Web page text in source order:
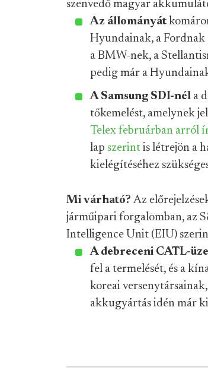
szenvedő magyar
Az állományát
Hyundainak, a Fordnak
a BMW-nek, a
pedig már a
A Samsung SDI-nél a
tőkemelést, amelynek
Telex februárban arról
lap szerint is létrejön a
kielégítéséhez
Mi várható? Az
járműipari forgalomban, az
Intelligence Unit (EIU)
A debreceni CATL-
fel a termelését, és a
koreai
akkugyártás idén már